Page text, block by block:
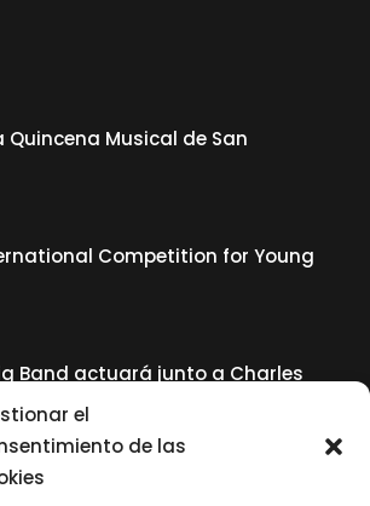
el
de las
Quincena Musical de San
Competition for Young
Band actuará junto a Charles
Jazzaldia